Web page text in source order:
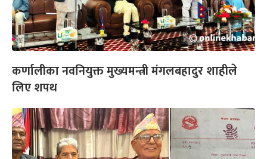
कर्णालीका नवनियुक्त मुख्यमन्त्री मंगलबहादुर शाहीले
लिए शपथ